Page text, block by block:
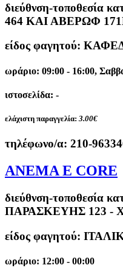
διεύθνση-τοποθεσία
464 ΚΑΙ ΑΒΕΡΩΦ
είδος φαγητού:
ωράριο: 09:00 - 16:00,
ιστοσελίδα: -
ελάχιστη παραγγελία: 3.00€
τηλέφωνο/α: 210-
ANEMA E CORE
διεύθνση-τοποθεσία
ΠΑΡΑΣΚΕΥΗΣ 123 -
είδος φαγητού:
ωράριο: 12:00 - 00:00